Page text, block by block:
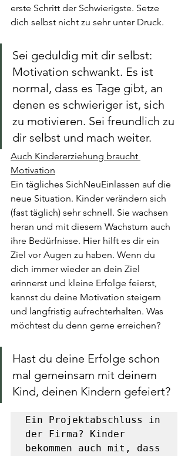
erste Schritt der Schwierigste. Setze
dich selbst nicht zu sehr unter Druck.
Sei geduldig mit dir selbst:
Motivation schwankt. Es ist
normal, dass es Tage gibt, an
denen es schwieriger ist, sich
zu motivieren. Sei freundlich zu
dir selbst und mach weiter.
Auch Kindererziehung braucht
Motivation
Ein tägliches SichNeuEinlassen auf die
neue Situation. Kinder verändern sich
(fast täglich) sehr schnell. Sie wachsen
heran und mit diesem Wachstum auch
ihre Bedürfnisse. Hier hilft es dir ein
Ziel vor Augen zu haben. Wenn du
dich immer wieder an dein Ziel
erinnerst und kleine Erfolge feierst,
kannst du deine Motivation steigern
und langfristig aufrechterhalten. Was
möchtest du denn gerne erreichen?
Hast du deine Erfolge schon
mal gemeinsam mit deinem
Kind, deinen Kindern gefeiert?
Ein Projektabschluss in
der Firma? Kinder
bekommen auch mit, dass